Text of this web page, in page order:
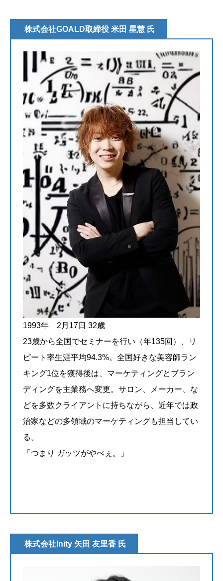
株式会社GOALD取締役 米田 星慧 氏
1993年 2月17日 32歳
23歳から全国でセミナーを行い（年135回）、リ
ピート率生涯平均94.3%。全国好きな美容師ラン
キング1位を獲得後は、マーケティングとブラン
ディングを主業務へ変更。サロン、メーカー、な
どを多数クライアントに持ちながら、近年では政
治家などの多領域のマーケティングも担当してい
る。
「つまり ガッツがやべぇ。」
株式会社Inity 矢田 友里香 氏